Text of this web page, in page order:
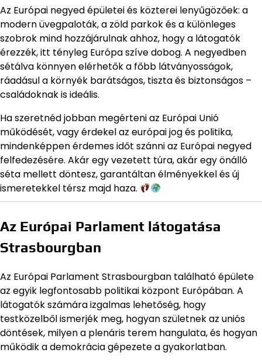
Az Európai negyed épületei és közterei lenyűgözőek: a
modern üvegpaloták, a zöld parkok és a különleges
szobrok mind hozzájárulnak ahhoz, hogy a látogatók
érezzék, itt tényleg Európa szíve dobog. A negyedben
sétálva könnyen elérhetők a főbb látványosságok,
ráadásul a környék barátságos, tiszta és biztonságos –
családoknak is ideális.
Ha szeretnéd jobban megérteni az Európai Unió
működését, vagy érdekel az európai jog és politika,
mindenképpen érdemes időt szánni az Európai negyed
felfedezésére. Akár egy vezetett túra, akár egy önálló
séta mellett döntesz, garantáltan élményekkel és új
ismeretekkel térsz majd haza.
Az Európai Parlament látogatása
Strasbourgban
Az Európai Parlament Strasbourgban található épülete
az egyik legfontosabb politikai központ Európában. A
látogatók számára izgalmas lehetőség, hogy
testközelből ismerjék meg, hogyan születnek az uniós
döntések, milyen a plenáris terem hangulata, és hogyan
működik a demokrácia gépezete a gyakorlatban.